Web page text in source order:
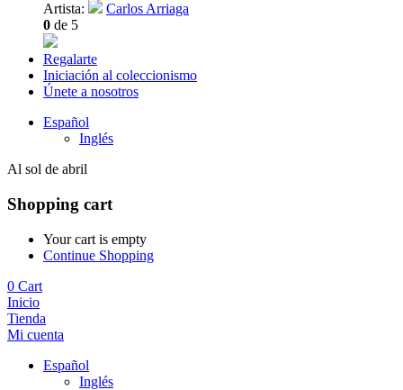
Artista:
Carlos Arriaga
0 de 5
Regalarte
Iniciación al coleccionismo
Únete a nosotros
Español
Inglés
Al sol de abril
Shopping cart
Your cart is empty
Continue Shopping
0 Cart
Inicio
Tienda
Mi cuenta
Español
Inglés